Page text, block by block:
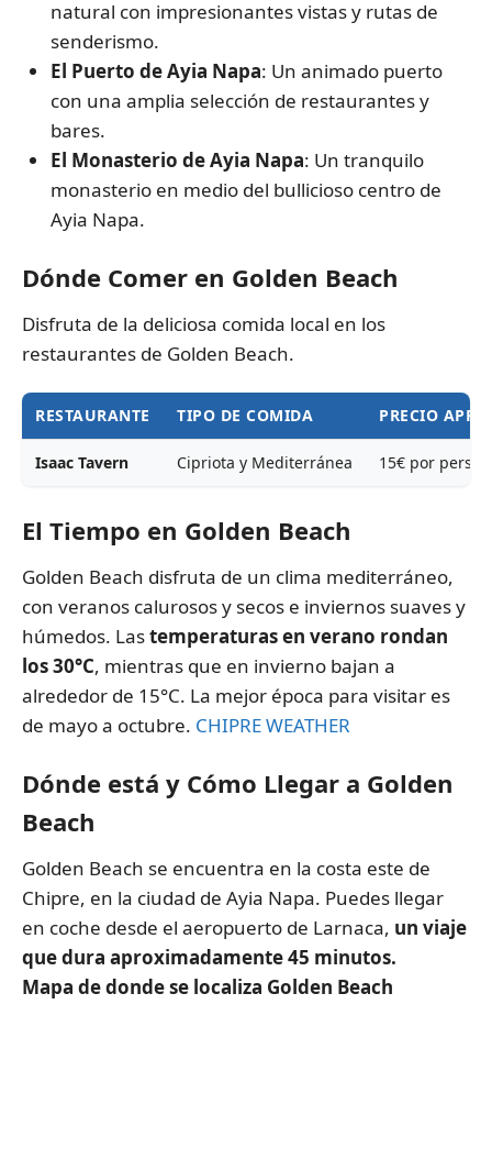
natural con impresionantes vistas y rutas de
senderismo.
El Puerto de Ayia Napa: Un animado puerto
con una amplia selección de restaurantes y
bares.
El Monasterio de Ayia Napa: Un tranquilo
monasterio en medio del bullicioso centro de
Ayia Napa.
Dónde Comer en Golden Beach
Disfruta de la deliciosa comida local en los
restaurantes de Golden Beach.
RESTAURANTE TIPO DE COMIDA PRECIO
Isaac Tavern Cipriota y Mediterránea 15€ por
El Tiempo en Golden Beach
Golden Beach disfruta de un clima mediterráneo,
con veranos calurosos y secos e inviernos suaves y
húmedos. Lastemperaturas en verano rondan
los 30°C, mientras que en invierno bajan a
alrededor de 15°C. La mejor época para visitar es
de mayo a octubre. CHIPRE WEATHER
Dónde está y Cómo Llegar a Golden
Beach
Golden Beach se encuentra en la costa este de
Chipre, en la ciudad de Ayia Napa. Puedes llegar
en coche desde el aeropuerto de Larnaca, un viaje
que dura aproximadamente 45 minutos.
Mapa de donde se localiza Golden Beach